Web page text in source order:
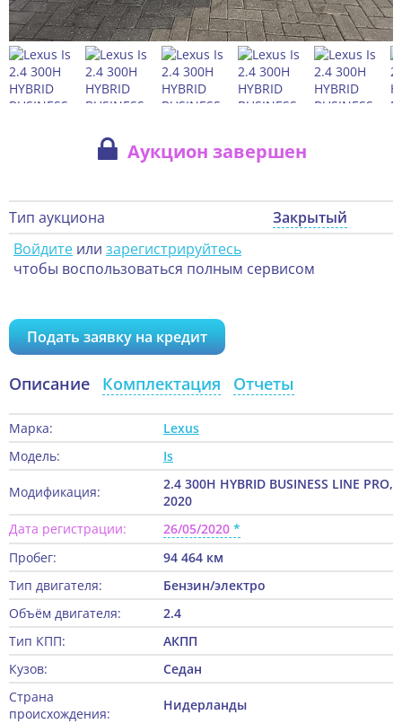
Аукцион завершен
Тип аукциона
Закрытый
Войдите или зарегистрируйтесь
чтобы воспользоваться полным сервисом
Подать заявку на кредит
Описание Комплектация Отчеты
Марка:
Lexus
Модель:
Is
Модификация:
2.4 300H HYBRID BUSINESS LINE PRO,
2020
Дата регистрации:
26/05/2020
Пробег:
94 464 км
Тип двигателя:
Бензин/электро
Объём двигателя:
2.4
Тип КПП:
АКПП
Кузов:
Седан
Страна
происхождения:
Нидерланды